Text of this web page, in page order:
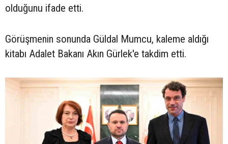
olduğunu ifade etti.
Görüşmenin sonunda Güldal Mumcu, kaleme aldığı
kitabı Adalet Bakanı Akın Gürlek'e takdim etti.